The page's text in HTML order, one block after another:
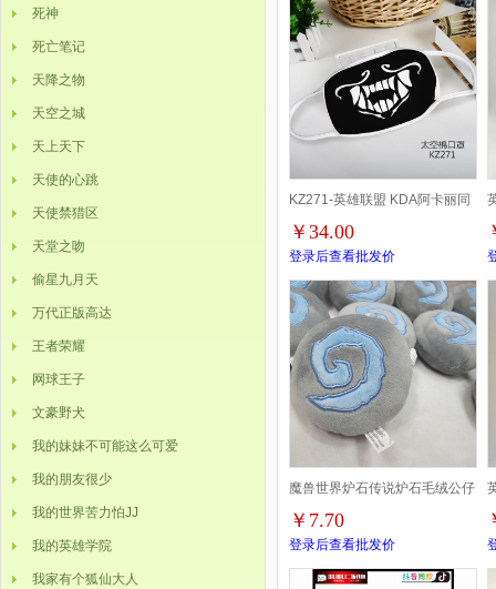
死神
死亡笔记
天降之物
天空之城
天上天下
天使的心跳
天使禁猎区
天堂之吻
偷星九月天
万代正版高达
王者荣耀
网球王子
文豪野犬
我的妹妹不可能这么可爱
我的朋友很少
我的世界苦力怕JJ
我的英雄学院
我家有个狐仙大人
KZ271-英雄联盟 KDA阿卡丽同
款 游戏彩印太空棉口罩 5个起批
￥34.00
登录后查看批发价
魔兽世界炉石传说炉石毛绒公仔
挂件10CM
￥7.70
登录后查看批发价